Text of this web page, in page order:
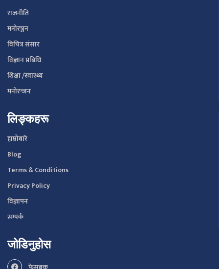
राजनीति
मनोरञ्जन
विचित्र संसार
विज्ञान प्रबिधि
शिक्षा /स्वास्थ्य
मनोरन्जन
लिङ्कहरू
हाम्रोबारे
Blog
Terms & Conditions
Privacy Policy
विज्ञापन
सम्पर्क
जोडिनुहोस